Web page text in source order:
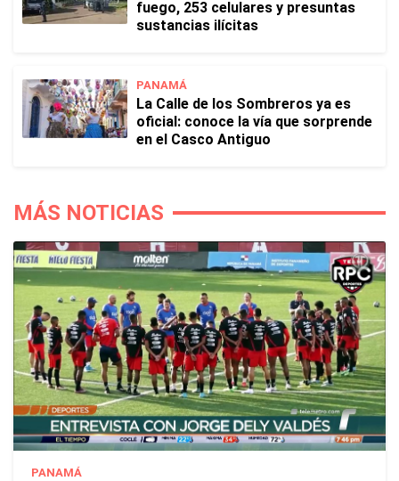
fuego, 253 celulares y presuntas
sustancias ilícitas
PANAMÁ
La Calle de los Sombreros ya es
oficial: conoce la vía que sorprende
en el Casco Antiguo
MÁS NOTICIAS
PANAMÁ